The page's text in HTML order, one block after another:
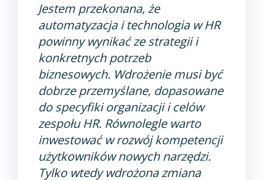
Jestem przekonana, że
automatyzacja i technologia w HR
powinny wynikać ze strategii i
konkretnych potrzeb
biznesowych. Wdrożenie musi być
dobrze przemyślane, dopasowane
do specyfiki organizacji i celów
zespołu HR. Równolegle warto
inwestować w rozwój kompetencji
użytkowników nowych narzędzi.
Tylko wtedy wdrożona zmiana